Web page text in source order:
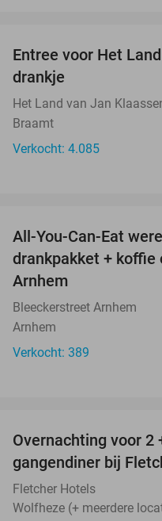
Entree voor Het
drankje
Het Land van Jan
Braamt
Verkocht: 4.085
All-You-Can-Eat
drankpakket +
Arnhem
Bleeckerstreet Arnhem
Arnhem
Verkocht: 389
Overnachting voor 2
gangendiner bij
Fletcher Hotels
Wolfheze (+ meerdere